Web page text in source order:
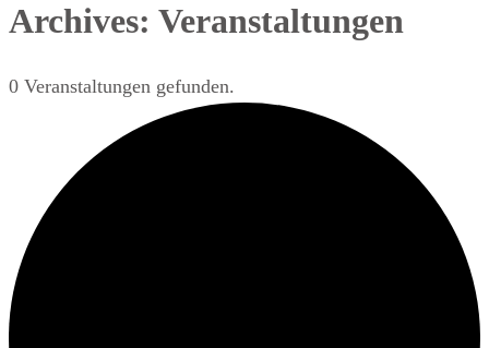
Archives: Veranstaltungen
0 Veranstaltungen gefunden.